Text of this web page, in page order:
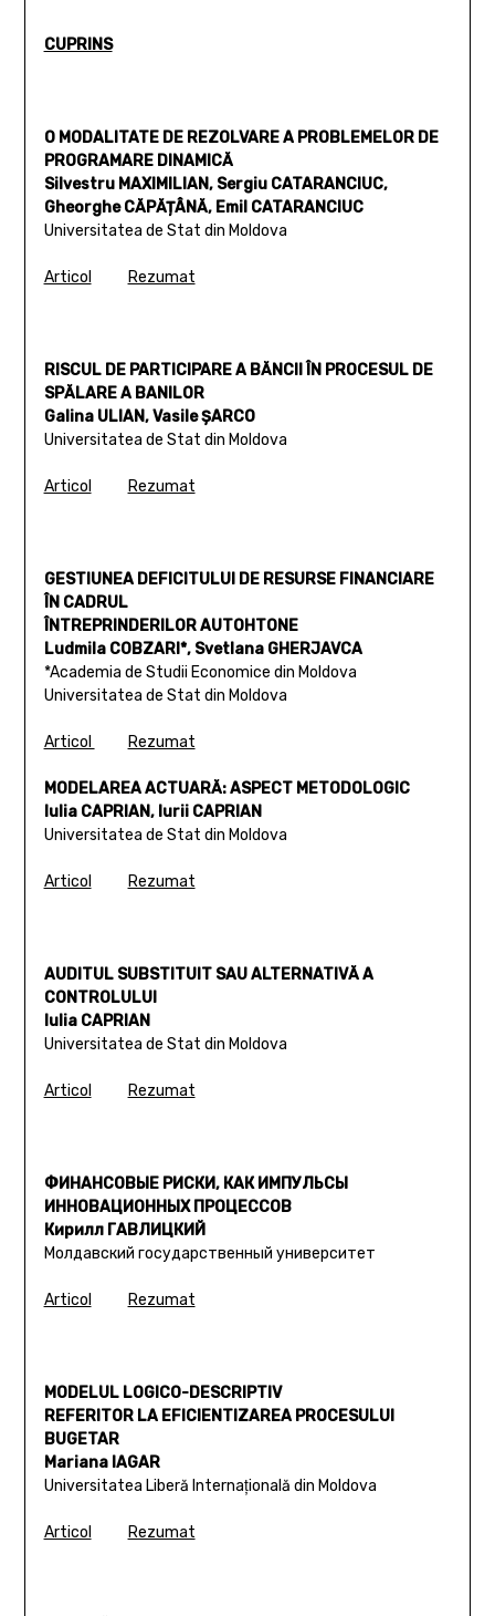
CUPRINS
O MODALITATE DE REZOLVARE A PROBLEMELOR DE
PROGRAMARE DINAMICĂ
Silvestru MAXIMILIAN, Sergiu CATARANCIUC,
Gheorghe CĂPĂȚÂNĂ, Emil CATARANCIUC
Universitatea de Stat din Moldova
Articol Rezumat
RISCUL DE PARTICIPARE A BĂNCII ÎN PROCESUL DE
SPĂLARE A BANILOR
Galina ULIAN, Vasile ȘARCO
Universitatea de Stat din Moldova
Articol Rezumat
GESTIUNEA DEFICITULUI DE RESURSE FINANCIARE
ÎN CADRUL
ÎNTREPRINDERILOR AUTOHTONE
Ludmila COBZARI*, Svetlana GHERJAVCA
*Academia de Studii Economice din Moldova
Universitatea de Stat din Moldova
Articol Rezumat
MODELAREA ACTUARĂ: ASPECT METODOLOGIC
Iulia CAPRIAN, Iurii CAPRIAN
Universitatea de Stat din Moldova
Articol Rezumat
AUDITUL SUBSTITUIT SAU ALTERNATIVĂ A
CONTROLULUI
Iulia CAPRIAN
Universitatea de Stat din Moldova
Articol Rezumat
ФИНАНСОВЫЕ РИСКИ, КАК ИМПУЛЬСЫ
ИННОВАЦИОННЫХ ПРОЦЕССОВ
Кирилл ГАВЛИЦКИЙ
Молдавский государственный университет
Articol Rezumat
MODELUL LOGICO-DESCRIPTIV
REFERITOR LA EFICIENTIZAREA PROCESULUI
BUGETAR
Mariana IAGAR
Universitatea Liberă Internaţională din Moldova
Articol Rezumat